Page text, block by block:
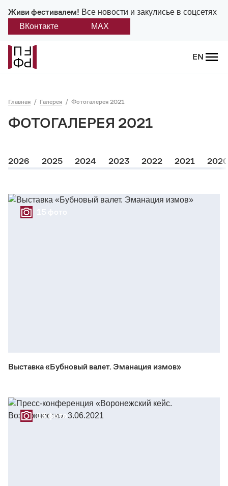
Живи фестивалем! Все новости и закулисье в соцсетях
ВКонтакте
MAX
EN
Назад
Платонов
Положение о фестивале
Платоновская премия
Главная Галерея Фотогалерея 2021
ФОТОГАЛЕРЕЯ 2021
2026 2025 2024 2023 2022 2021 2020
Выставка «Бубновый валет. Эманация измов»
13 фото